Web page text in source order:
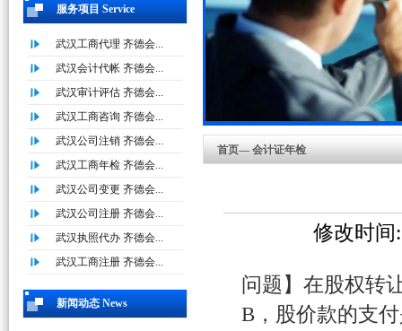
服务项目 Service
武汉工商代理 齐德会...
武汉会计代帐 齐德会...
武汉审计评估 齐德会...
武汉工商咨询 齐德会...
武汉公司注销 齐德会...
武汉工商年检 齐德会...
武汉公司变更 齐德会...
武汉公司注册 齐德会...
武汉执照代办 齐德会...
武汉工商注册 齐德会...
新闻动态 News
首页— 会计证年检
修改时间
问题】在股权转
B ，股价款的支